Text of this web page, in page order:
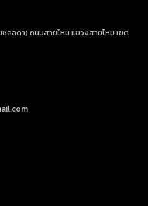
ลลดา) ถนนสายไหม แขวงสายไหม เขต